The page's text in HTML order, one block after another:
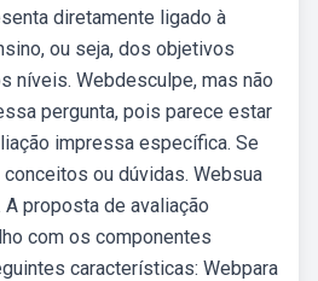
diretamente ligado à
ou seja, dos objetivos
níveis. Webdesculpe, mas não
pergunta, pois parece estar
impressa específica. Se
ou dúvidas. Websua
proposta de avaliação
com os componentes
características: Webpara